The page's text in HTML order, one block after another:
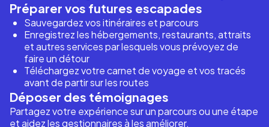
Préparer vos futures escapades
Sauvegardez vos itinéraires et parcours
Enregistrez les hébergements, restaurants, attraits
et autres services par lesquels vous prévoyez de
faire un détour
Téléchargez votre carnet de voyage et vos tracés
avant de partir sur les routes
Déposer des témoignages
Partagez votre expérience sur un parcours ou une étape
et aidez les gestionnaires à les améliorer.